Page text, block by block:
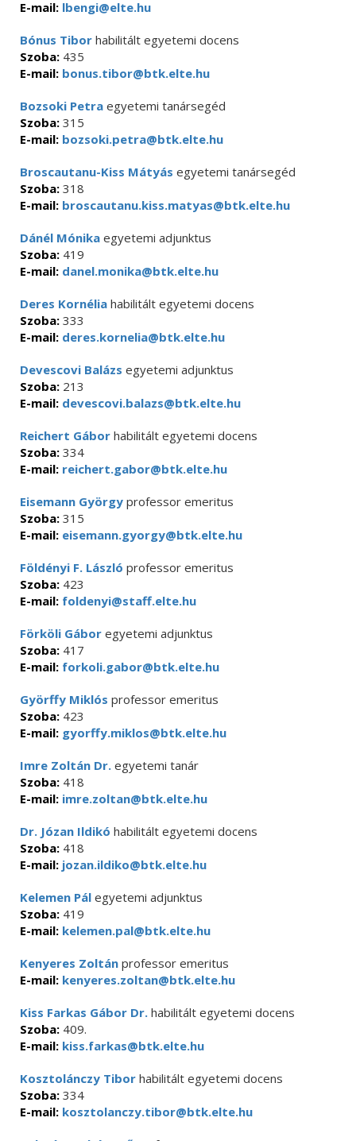
E-mail: lbengi@elte.hu
Bónus Tibor habilitált egyetemi docens
Szoba: 435
E-mail: bonus.tibor@btk.elte.hu
Bozsoki Petra egyetemi tanársegéd
Szoba: 315
E-mail: bozsoki.petra@btk.elte.hu
Broscautanu-Kiss Mátyás egyetemi tanársegéd
Szoba: 318
E-mail: broscautanu.kiss.matyas@btk.elte.hu
Dánél Mónika egyetemi adjunktus
Szoba: 419
E-mail: danel.monika@btk.elte.hu
Deres Kornélia habilitált egyetemi docens
Szoba: 333
E-mail: deres.kornelia@btk.elte.hu
Devescovi Balázs egyetemi adjunktus
Szoba: 213
E-mail: devescovi.balazs@btk.elte.hu
Reichert Gábor habilitált egyetemi docens
Szoba: 334
E-mail: reichert.gabor@btk.elte.hu
Eisemann György professor emeritus
Szoba: 315
E-mail: eisemann.gyorgy@btk.elte.hu
Földényi F. László professor emeritus
Szoba: 423
E-mail: foldenyi@staff.elte.hu
Förköli Gábor egyetemi adjunktus
Szoba: 417
E-mail: forkoli.gabor@btk.elte.hu
Györffy Miklós professor emeritus
Szoba: 423
E-mail: gyorffy.miklos@btk.elte.hu
Imre Zoltán Dr. egyetemi tanár
Szoba: 418
E-mail: imre.zoltan@btk.elte.hu
Dr. Józan Ildikó habilitált egyetemi docens
Szoba: 418
E-mail: jozan.ildiko@btk.elte.hu
Kelemen Pál egyetemi adjunktus
Szoba: 419
E-mail: kelemen.pal@btk.elte.hu
Kenyeres Zoltán professor emeritus
E-mail: kenyeres.zoltan@btk.elte.hu
Kiss Farkas Gábor Dr. habilitált egyetemi docens
Szoba: 409.
E-mail: kiss.farkas@btk.elte.hu
Kosztolánczy Tibor habilitált egyetemi docens
Szoba: 334
E-mail: kosztolanczy.tibor@btk.elte.hu